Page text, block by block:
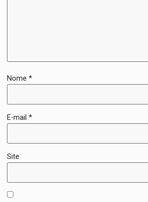
Nome*
E-mail*
Site